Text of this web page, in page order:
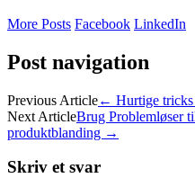
More Posts Facebook LinkedIn
Post navigation
Previous Article← Hurtige
Next ArticleBrug Problemløser
produktblanding →
Skriv et svar